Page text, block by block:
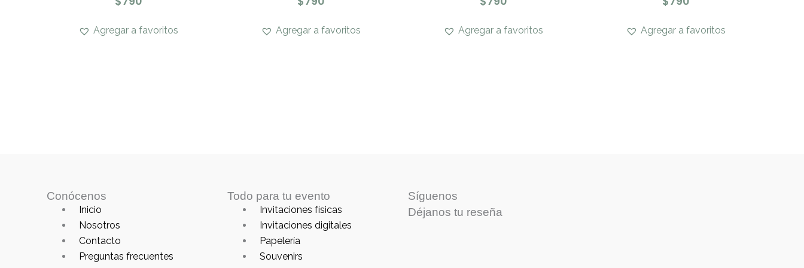
Agregar a favoritos Agregar a favoritos Agregar a favoritos Agregar a favoritos
Conócenos
Main
Menu
Inicio
Nosotros
Contacto
Preguntas frecuentes
Todo para tu evento
Main
Menu
Invitaciones físicas
Invitaciones digitales
Papelería
Souvenirs
Síguenos
Déjanos tu reseña